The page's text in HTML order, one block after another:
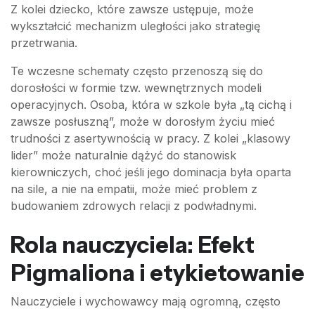
Z kolei dziecko, które zawsze ustępuje, może
wykształcić mechanizm uległości jako strategię
przetrwania.
Te wczesne schematy często przenoszą się do
dorosłości w formie tzw. wewnętrznych modeli
operacyjnych. Osoba, która w szkole była „tą cichą i
zawsze posłuszną”, może w dorosłym życiu mieć
trudności z asertywnością w pracy. Z kolei „klasowy
lider” może naturalnie dążyć do stanowisk
kierowniczych, choć jeśli jego dominacja była oparta
na sile, a nie na empatii, może mieć problem z
budowaniem zdrowych relacji z podwładnymi.
Rola nauczyciela: Efekt
Pigmaliona i etykietowanie
Nauczyciele i wychowawcy mają ogromną, często